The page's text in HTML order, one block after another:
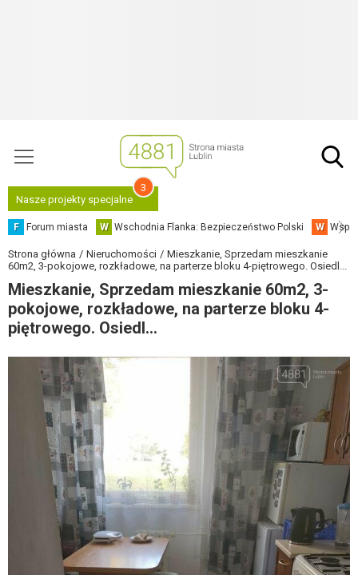
Nasze projekty specjalne
3
F Forum miasta W Wschodnia Flanka: Bezpieczeństwo Polski W
Strona główna Nieruchomości
Mieszkanie, Sprzedam mieszkanie
60m2, 3-pokojowe, rozkładowe, na parterze bloku 4-piętrowego. Osiedl...
Mieszkanie, Sprzedam mieszkanie 60m2, 3-
pokojowe, rozkładowe, na parterze bloku 4-
piętrowego. Osiedl...